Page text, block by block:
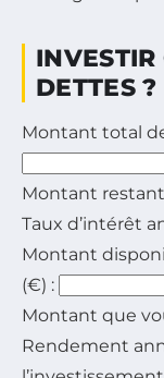
INVESTIR
DETTES ?
Montant total
Montant
Taux d’intérêt
Montant
(€) :
Montant que
Rendement